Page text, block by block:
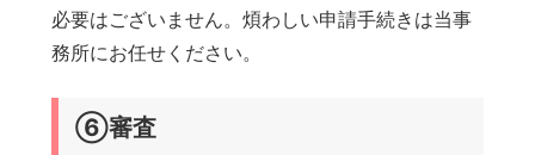
必要はございません。煩わしい申請手続きは当事
務所にお任せください。
⑥審査